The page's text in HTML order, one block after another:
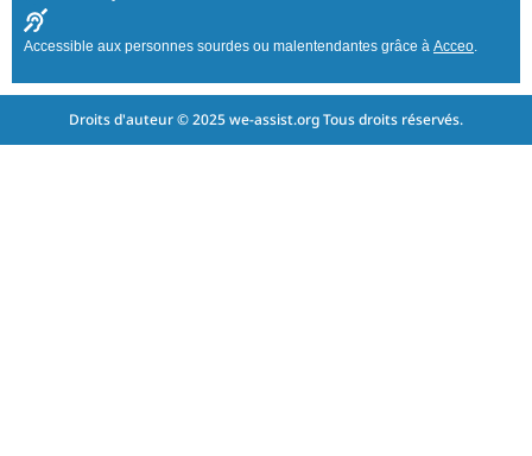
Accessible aux personnes sourdes ou malentendantes grâce à Acceo.
Droits d'auteur © 2025 we-assist.org Tous droits réservés.